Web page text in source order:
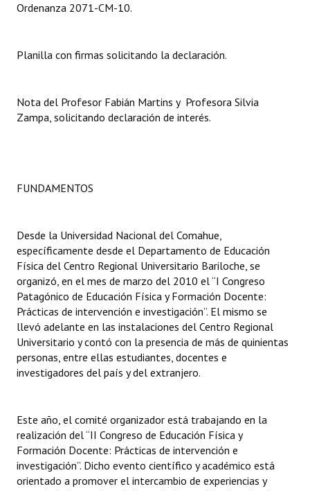
Organigrama
Informes de Gestión
Informes de Unidad Coordinadora
Ejecución Presupuestaria
Actas de Audiencias Públicas
NORMATIVA
Comunicaciones
Declaraciones
Resoluciones de Presidencia
INSTITUCIONAL
Ordenanza 2071-CM-10.
Planilla con firmas solicitando la declaración.
Nota del Profesor Fabián Martins y Profesora Silvia
Zampa, solicitando declaración de interés.
FUNDAMENTOS
Desde la Universidad Nacional del Comahue,
específicamente desde el Departamento de Educación
Física del Centro Regional Universitario Bariloche, se
organizó, en el mes de marzo del 2010 el “I Congreso
Patagónico de Educación Física y Formación Docente:
Prácticas de intervención e investigación”. El mismo se
llevó adelante en las instalaciones del Centro Regional
Universitario y contó con la presencia de más de quinientas
personas, entre ellas estudiantes, docentes e
investigadores del país y del extranjero.
Este año, el comité organizador está trabajando en la
realización del “II Congreso de Educación Física y
Formación Docente: Prácticas de intervención e
investigación”. Dicho evento científico y académico está
orientado a promover el intercambio de experiencias y